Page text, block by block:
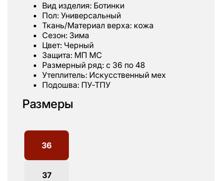
Вид изделия: Ботинки
Пол: Универсальный
Ткань/Материал верха: кожа
Сезон: Зима
Цвет: Черный
Защита: МП МС
Размерный ряд: с 36 по 48
Утеплитель: Искусственный мех
Подошва: ПУ-ТПУ
Размеры
36
37